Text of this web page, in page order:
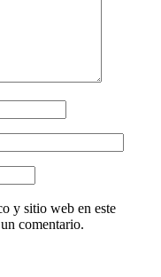
y sitio web en este
comentario.